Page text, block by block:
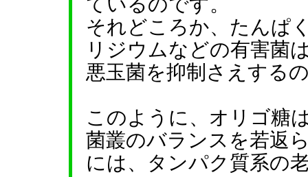
それどころか、たんぱ
リジウムなどの有害菌
悪玉菌を抑制さえする
このように、オリゴ糖
菌叢のバランスを若返
には、タンパク質系の